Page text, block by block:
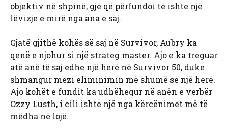
objektiv në shpinë, gjë që përfundoi të ishte një
lëvizje e mirë nga ana e saj.
Gjatë gjithë kohës së saj në Survivor, Aubry ka
qenë e njohur si një strateg master. Ajo e ka treguar
atë anë të saj edhe një herë në Survivor 50, duke
shmangur mezi eliminimin më shumë se një herë.
Ajo kohët e fundit ka udhëhequr në anën e verbër
Ozzy Lusth, i cili ishte një nga kërcënimet më të
mëdha në lojë.